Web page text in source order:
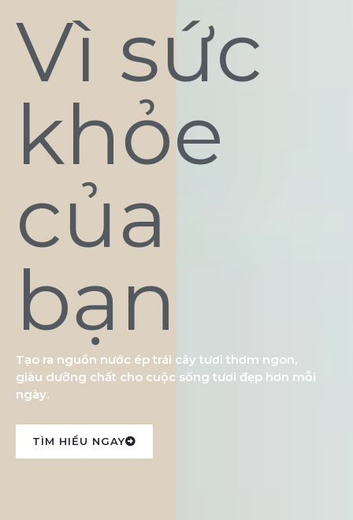
Vì sức
khỏe
của
bạn
Tạo ra nguồn nước ép trái cây tươi thơm ngon,
giàu dưỡng chất cho cuộc sống tươi đẹp hơn mỗi
ngày.
TÌM HIỂU NGAY